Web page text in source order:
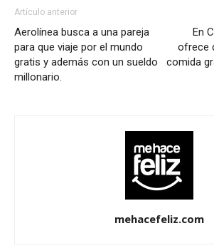
Artículo anterior
Aerolínea busca a una pareja
para que viaje por el mundo
gratis y además con un sueldo
millonario.
En
ofrece
comida
mehacefeliz.com